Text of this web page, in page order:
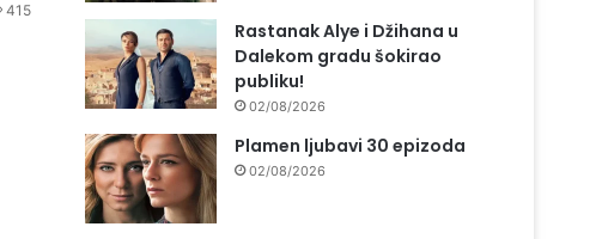
415
Rastanak Alye i Džihana u
Dalekom gradu šokirao
publiku!
02/08/2026
Plamen ljubavi 30 epizoda
02/08/2026